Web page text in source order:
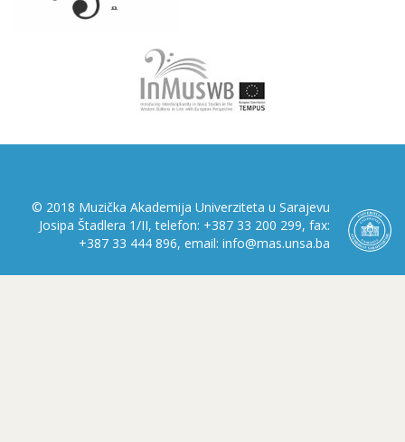
© 2018 Muzička Akademija Univerziteta u Sarajevu
Josipa Štadlera 1/II, telefon: +387 33 200 299, fax:
+387 33 444 896, email: info@mas.unsa.ba